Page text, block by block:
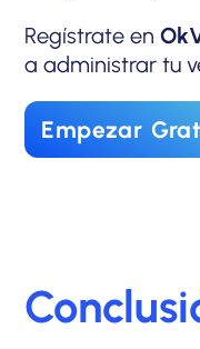
Regístrate en
a administrar tu
Empezar